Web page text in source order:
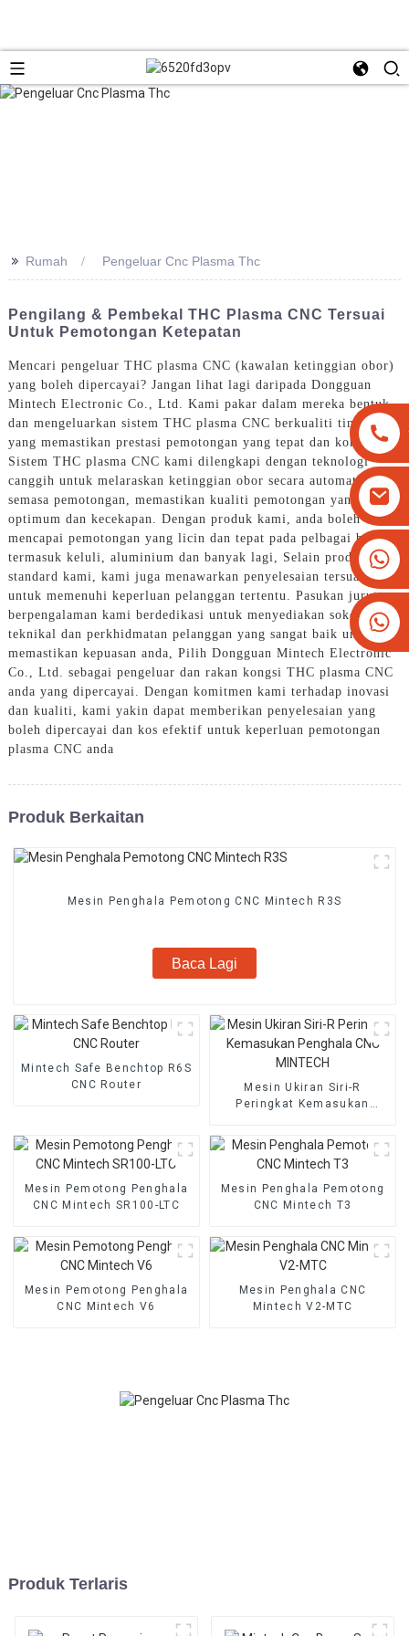
+8613825779334
+16266628193
>> Rumah Pengeluar Cnc Plasma Thc
Pengilang & Pembekal THC Plasma CNC Tersuai
Untuk Pemotongan Ketepatan
Mencari pengeluar THC plasma CNC (kawalan ketinggian obor)
yang boleh dipercayai? Jangan lihat lagi daripada Dongguan
Mintech Electronic Co., Ltd. Kami pakar dalam mereka bentuk
dan mengeluarkan sistem THC plasma CNC berkualiti tinggi
yang memastikan prestasi pemotongan yang tepat dan konsisten,
Sistem THC plasma CNC kami dilengkapi dengan teknologi
canggih untuk melaraskan ketinggian obor secara automatik
semasa pemotongan, memastikan kualiti pemotongan yang
optimum dan kecekapan. Dengan produk kami, anda boleh
mencapai pemotongan yang licin dan tepat pada pelbagai bahan,
termasuk keluli, aluminium dan banyak lagi, Selain produk
standard kami, kami juga menawarkan penyelesaian tersuai
untuk memenuhi keperluan pelanggan tertentu. Pasukan jurutera
berpengalaman kami berdedikasi untuk menyediakan sokongan
teknikal dan perkhidmatan pelanggan yang sangat baik untuk
memastikan kepuasan anda, Pilih Dongguan Mintech Electronic
Co., Ltd. sebagai pengeluar dan rakan kongsi THC plasma CNC
anda yang dipercayai. Dengan komitmen kami terhadap inovasi
dan kualiti, kami yakin dapat memberikan penyelesaian yang
boleh dipercayai dan kos efektif untuk keperluan pemotongan
plasma CNC anda
Produk Berkaitan
Mesin Penghala Pemotong CNC Mintech R3S
Baca Lagi
Mintech Safe Benchtop R6S
CNC Router
Mesin Ukiran Siri-R
Peringkat Kemasukan
Mesin Pemotong Penghala
CNC Mintech SR100-LTC
Mesin Penghala Pemotong
CNC Mintech T3
Mesin Pemotong Penghala
CNC Mintech V6
Mesin Penghala CNC
Mintech V2-MTC
Produk Terlaris